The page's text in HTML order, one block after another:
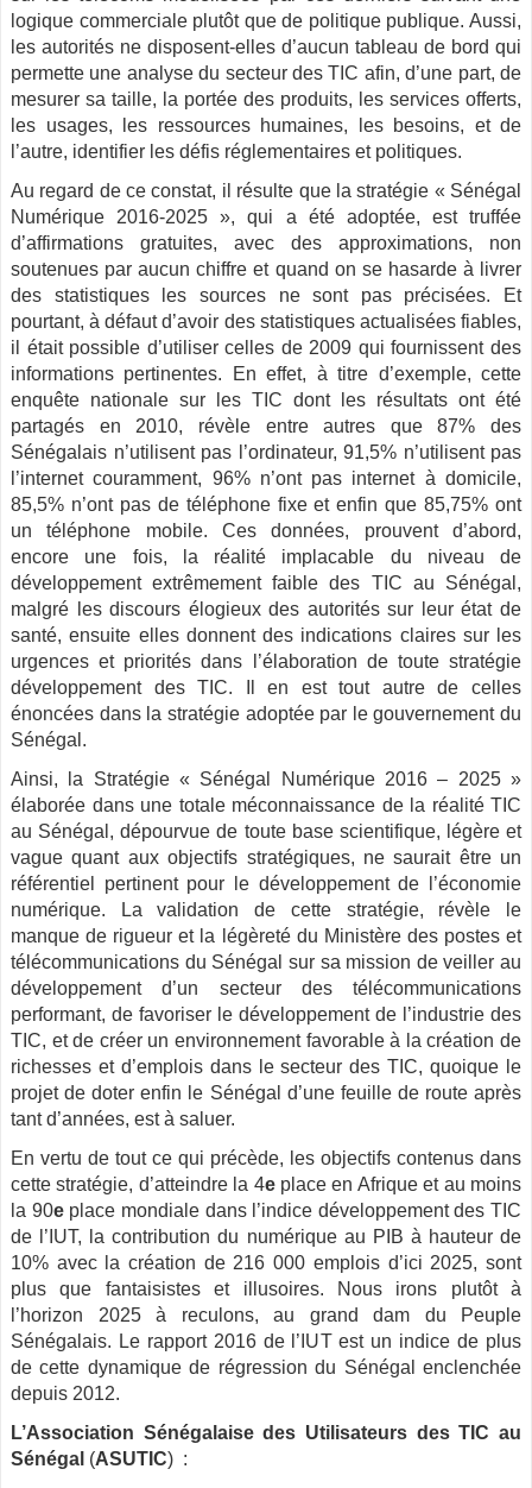
logique commerciale plutôt que de politique publique. ­Aussi,
les autorités ne disposent-elles d’aucun tableau de bord qui
permette une analyse du secteur desTIC afin, d’une part, de
mesurer sa taille, la portée des produits, les services offerts,
les usages, les ressources humaines, les besoins, et de
l’autre, identifier les défis réglementaires et politiques.
Au regard de ce constat, il résulte que la stratégie « Sénégal
Numérique 2016-2025 », qui a été adoptée, est truffée
d’affirmations gratuites, avec des approximations, non
soutenues par aucun chiffre et quand on se hasarde à livrer
des statistiques les sources ne sont pas précisées. Et
pourtant, à défaut d’avoir des statistiques actualisées fiables,
il était possible d’utiliser celles de 2009 qui fournissent des
informations pertinentes. En effet, à titre d’exemple, cette
enquête nationale sur les TIC dont les résultats ont été
partagés en 2010, révèle entre autres que 87% des
Sénégalais n’utilisent pas l’ordinateur, 91,5% n’utilisent pas
l’internet couramment, 96% n’ont pas internet à domicile,
85,5% n’ont pas de téléphone fixe et enfin que 85,75% ont
un téléphone mobile. Ces données, prouvent d’abord,
encore une fois, la réalité implacable du niveau de
développement extrêmement faible des TIC au Sénégal,
malgré les discours élogieux des autorités sur leur état de
santé, ensuite elles donnent des indications claires sur les
urgences et priorités dans l’élaboration de toute stratégie
développement desTIC. Il en est tout autre de celles
énoncées dans la stratégie adoptée par le gouvernement du
Sénégal.
Ainsi, la Stratégie « Sénégal Numérique 2016 – 2025 »
élaborée dans une totale méconnaissance de la réalité TIC
au Sénégal, dépourvue de toute base scientifique, légère et
vague quant aux objectifs stratégiques, ne saurait être un
référentiel pertinent pour le développement de l’économie
numérique. La validation de cette stratégie, révèle le
manque de rigueur et la légèreté du Ministère des postes et
télécommunications du Sénégal sur sa mission de veiller au
développement d’un secteur des télécommunications
performant, de favoriser le développement de l’industrie des
TIC, et de créer un environnement favorable à la création de
richesses et d’emplois dans le secteur desTIC, quoique le
projet de doter enfin le Sénégal d’une feuille de route après
tant d’années, est à saluer.
En vertu de tout ce qui précède, les objectifs contenus dans
cette stratégie, d’atteindre la 4eplace en Afrique et au moins
la 90eplace mondiale dans l’indice développement des TIC
de l’IUT, la contribution du numérique au PIB à hauteur de
10% avec ­la création de 216 000 emplois d’ici 2025, sont
plus que fantaisistes et illusoires. Nous irons plutôt à
l’horizon 2025 à reculons, au grand dam du Peuple
Sénégalais. Le rapport 2016 de l’IUT est un indice de plus
de cette dynamique de régression du Sénégal enclenchée
depuis 2012.
L’Association Sénégalaise des Utilisateurs desTIC au
Sénégal (ASUTIC) ­ :